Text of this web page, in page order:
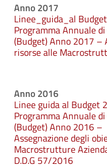
Anno 2017
Linee_guida_al
Programma Annuale
(Budget) Anno 2017 –
risorse alle
Anno 2016
Linee guida al Budget
Programma Annuale
(Budget) Anno 2016 –
Assegnazione degli
Macrostrutture
D.D.G 57/2016